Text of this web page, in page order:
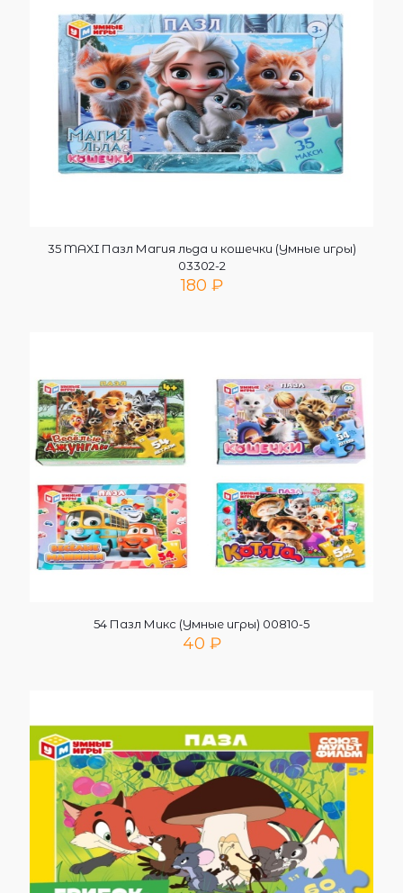
35 MAXI Пазл Магия льда и кошечки (Умные игры)
03302-2
180 ₽
54 Пазл Микс (Умные игры) 00810-5
40 ₽